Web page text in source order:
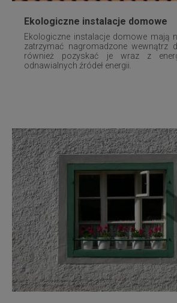
Ekologiczne instalacje domowe
Ekologiczne instalacje domowe mają
zatrzymać nagromadzone wewnątrz
również pozyskać je wraz z
odnawialnych źródeł energii.